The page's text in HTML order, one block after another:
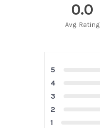
0.0
Avg. Rating
5
4
3
2
1